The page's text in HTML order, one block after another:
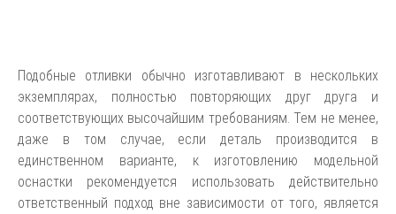
Подобные отливки обычно изготавливают в нескольких
экземплярах, полностью повторяющих друг друга и
соответствующих высочайшим требованиям. Тем не менее,
даже в том случае, если деталь производится в
единственном варианте, к изготовлению модельной
оснастки рекомендуется использовать действительно
ответственный подход вне зависимости от того, является